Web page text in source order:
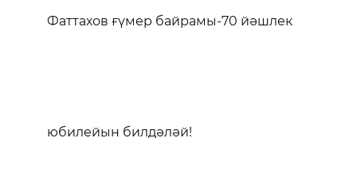
Фаттахов ғүмер байрамы-70 йәшлек
юбилейын билдәләй!